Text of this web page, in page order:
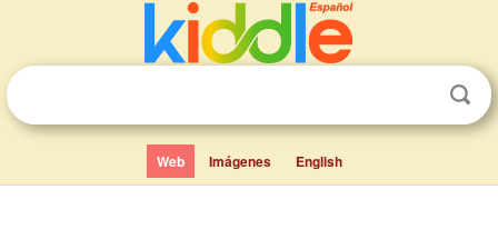
Web Imágenes English